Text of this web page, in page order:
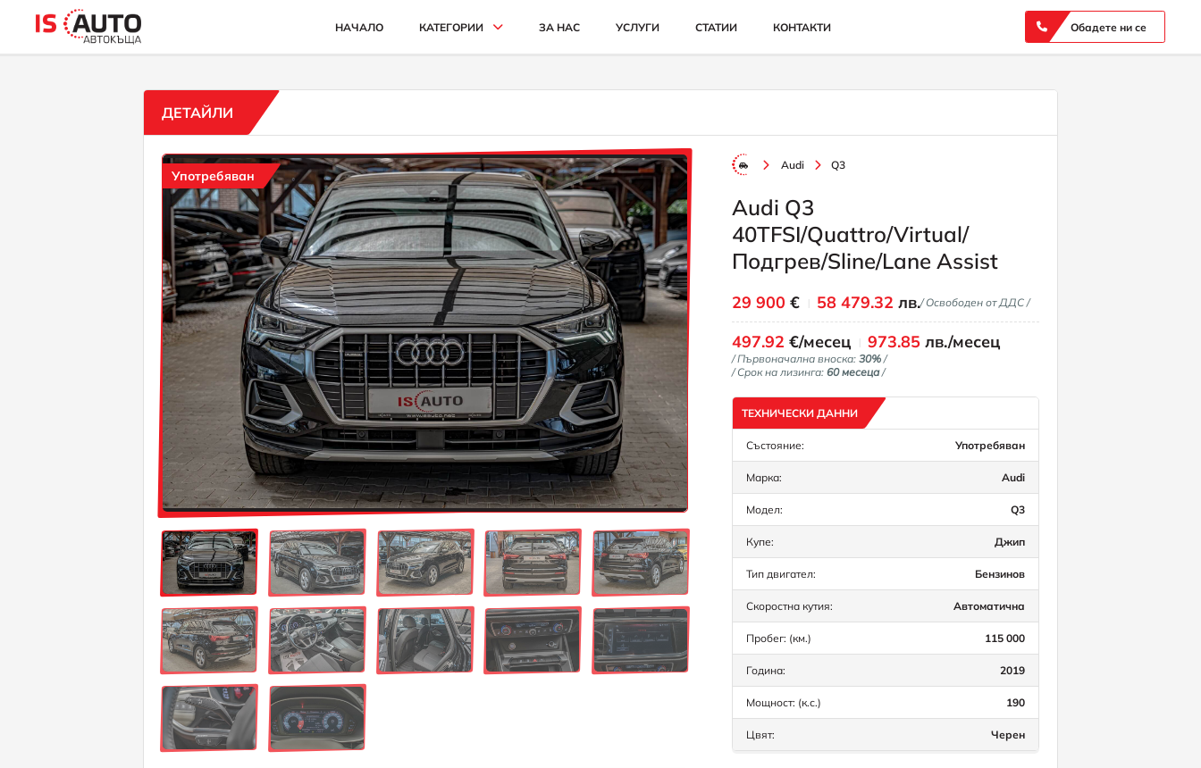
НАЧАЛО КАТЕГОРИИ
АВТОМОБИЛИ И ДЖИПОВЕ
КАМИОНИ
СЕЛСКОСТОПАНСКИ
ИНДУСТРИАЛНИ
КАРИ
ЗА НАС УСЛУГИ СТАТИИ КОНТАКТИ Обадете ни се
ДЕТАЙЛИ
Употребяван
Audi Q3
Audi Q3
40TFSI/Quattro/Virtual/
Подгрев/Sline/Lane Assist
29 900 € 58 479.32 лв./ Освободен от ДДС /
497.92 €/месец 973.85 лв./месец
/ Първоначална вноска:30%/
/ Срок на лизинга:60 месеца/
ТЕХНИЧЕСКИ ДАННИ
Състояние: Употребяван
Марка: Audi
Модел: Q3
Купе: Джип
Тип двигател: Бензинов
Скоростна кутия: Автоматична
Пробег: (км.) 115 000
Година: 2019
Мощност: (к.с.) 190
Цвят: Черен